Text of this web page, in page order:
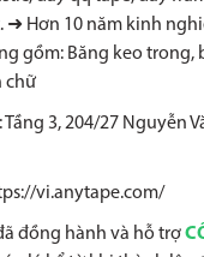
➜ Hơn 10 năm kinh
gồm: Băng keo trong,
chữ
3, 204/27 Nguyễn
vi.anytape.com/
đồng hành và hỗ trợ